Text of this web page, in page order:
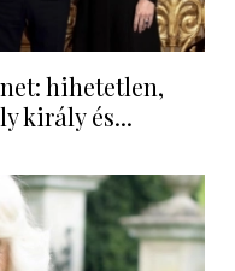
hihetetlen,
király és...